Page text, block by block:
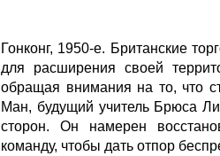
Гонконг, 1950-е. Британские
для расширения своей
обращая внимания на то, что
Ман, будущий учитель Брюса
сторон. Он намерен
команду, чтобы дать отпор